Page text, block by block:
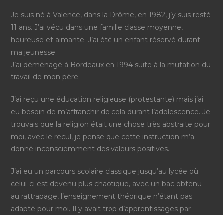
Je suis né à Valence, dans la Drôme, en 1982, j’y suis resté
11 ans. J’ai vécu dans une famille classe moyenne,
heureuse et aimante. J’ai été un enfant réservé durant
ma jeunesse.
J’ai déménagé à Bordeaux en 1994 suite à la mutation du
travail de mon père.
J’ai reçu une éducation religieuse (protestante) mais j’ai
eu besoin de m’affranchir de cela durant l’adolescence. Je
trouvais que la religion était une chose très abstraite pour
moi, avec le recul, je pense que cette instruction m’a
donné inconsciemment des valeurs positives.
J’ai eu un parcours scolaire classique jusqu’au lycée où
celui-ci est devenu plus chaotique, avec un bac obtenu
au rattrapage, l’enseignement théorique n’étant pas
adapté pour moi. Il y avait trop d’apprentissages par